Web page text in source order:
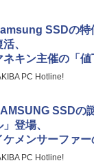
SSDの特
、
ネキン主催の「
PC Hotline!
SSDの
」登場、
ケメンサーファ
引きPC Hotline!